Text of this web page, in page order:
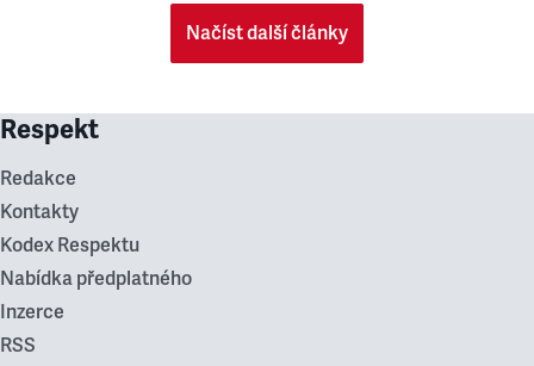
Načíst další články
Respekt
Redakce
Kontakty
Kodex Respektu
Nabídka předplatného
Inzerce
RSS